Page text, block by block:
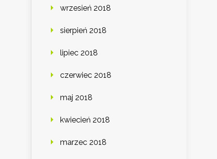
wrzesień 2018
sierpień 2018
lipiec 2018
czerwiec 2018
maj 2018
kwiecień 2018
marzec 2018